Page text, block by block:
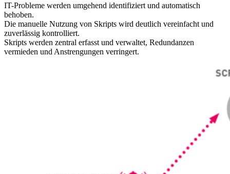
IT-Probleme werden umgehend identifiziert und automatisch
behoben.
Die manuelle Nutzung von Skripts wird deutlich vereinfacht und
zuverlässig kontrolliert.
Skripts werden zentral erfasst und verwaltet, Redundanzen
vermieden und Anstrengungen verringert.